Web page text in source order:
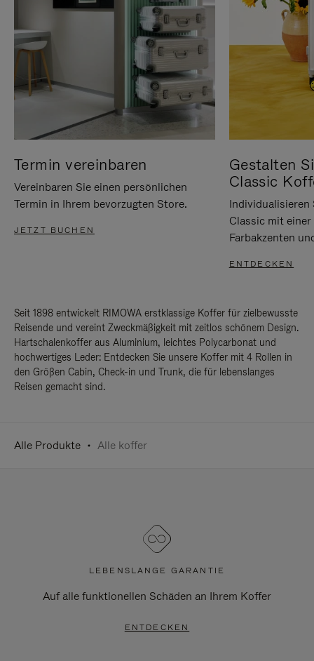
Termin vereinbaren
Vereinbaren Sie einen persönlichen
Termin in Ihrem bevorzugten Store.
JETZT BUCHEN
Gestalten
Classic
Individualisieren
Classic mit
Farbakzenten
ENTDECKEN
Seit 1898 entwickelt RIMOWA erstklassige Koffer für zielbewusste
Reisende und vereint Zweckmäßigkeit mit zeitlos schönem Design.
Hartschalenkoffer aus Aluminium, leichtes Polycarbonat und
hochwertiges Leder: Entdecken Sie unsere Koffer mit 4 Rollen in
den Größen Cabin, Check-in und Trunk, die für lebenslanges
Reisen gemacht sind.
Alle Produkte Alle koffer
LEBENSLANGE GARANTIE
Auf alle funktionellen Schäden an Ihrem Koffer
ENTDECKEN